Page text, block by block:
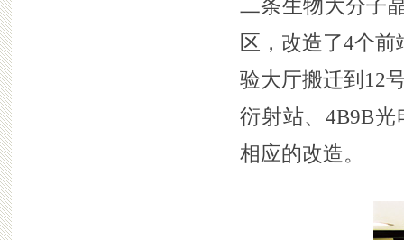
二条生物大分子
区，改造了4个
验大厅搬迁到12
衍射站、4B9B
相应的改造。